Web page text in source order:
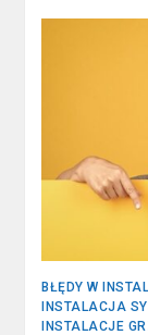
BŁĘDY W
INSTALACJA
INSTALACJE